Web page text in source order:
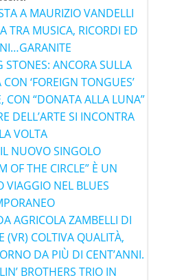
A MAURIZIO VANDELLI
TRA MUSICA, RICORDI ED
STONES: ANCORA SULLA
CON ‘FOREIGN TONGUES’
CON “DONATA ALLA LUNA”
DELL’ARTE SI INCONTRA
VOLTA
NUOVO SINGOLO
OF THE CIRCLE” È UN
VIAGGIO NEL BLUES
AGRICOLA ZAMBELLI DI
(VR) COLTIVA QUALITÀ,
DA PIÙ DI CENT’ANNI.
BROTHERS TRIO IN